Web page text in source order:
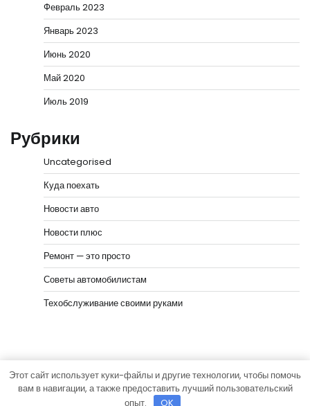
Февраль 2023
Январь 2023
Июнь 2020
Май 2020
Июль 2019
Рубрики
Uncategorised
Куда поехать
Новости авто
Новости плюс
Ремонт — это просто
Советы автомобилистам
Техобслуживание своими руками
Copyright © 2026Мир моторовТема News Bank от
Этот сайт использует куки-файлы и другие технологии, чтобы помочь
вам в навигации, а также предоставить лучший пользовательский
опыт.
OK